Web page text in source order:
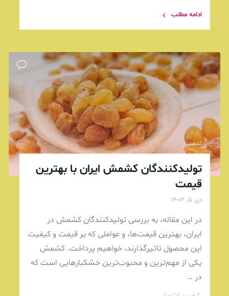
ادامه مطلب
کشمش
تولیدکنندگان کشمش ایران با بهترین
قیمت
دی 5, 1403
در این مقاله، به بررسی تولیدکنندگان کشمش در
ایران، بهترین قیمت‌ها، و عواملی که بر قیمت و کیفیت
این محصول تاثیرگذارند، خواهیم پرداخت. کشمش
یکی از مهم‌ترین و محبوب‌ترین خشکبارهایی است که
در …